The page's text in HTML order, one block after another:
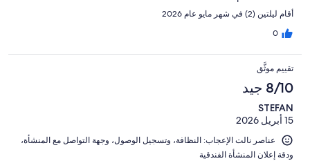
أقام ليلتين (2) في شهر مايو عام 2026
0
تقييم موثَّق
8/10 جيد
STEFAN
15 أبريل 2026
عناصر نالت الإعجاب: ⁦النظافة⁩، و⁦تسجيل الوصول⁩، و⁦جهة التواصل مع المنشأة⁩،
و⁦دقة إعلان المنشأة الفندقية⁩